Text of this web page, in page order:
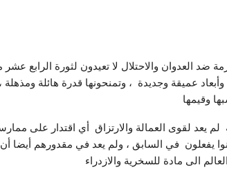
ضد العدوان والاحتلال لا تعيدون لثورة الرابع
وأبعاد عميقة وجديدة ، وتمنحونها قدرة هائلة
وقيمها
يعد لقوى العمالة والارتزاق أي اقتدار على
يفعلون في السابق ، ولم يعد في مقدورهم أيضا
الى مادة للسخرية والازدراء